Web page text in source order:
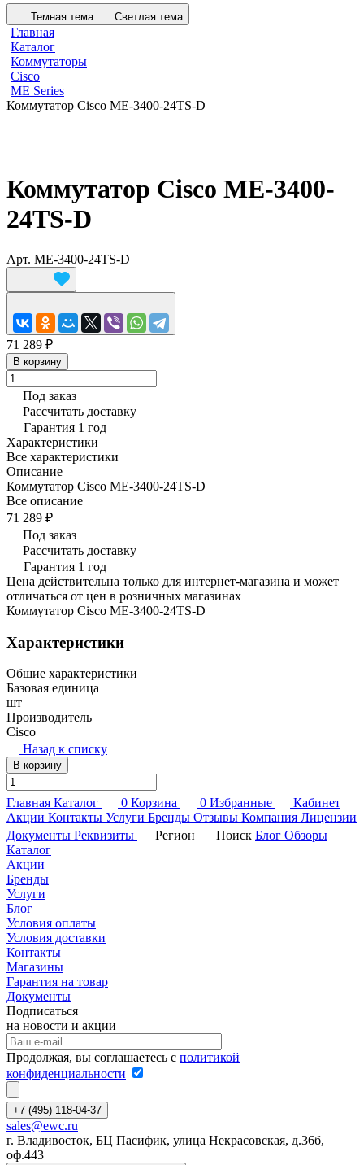
Темная тема Светлая тема
Главная
Каталог
Коммутаторы
Cisco
ME Series
Коммутатор Cisco ME-3400-24TS-D
Коммутатор Cisco ME-3400-
24TS-D
Арт. ME-3400-24TS-D
71 289 ₽
В корзину
Под заказ
Рассчитать доставку
Гарантия 1 год
Характеристики
Все характеристики
Описание
Коммутатор Cisco ME-3400-24TS-D
Все описание
71 289 ₽
Под заказ
Рассчитать доставку
Гарантия 1 год
Цена действительна только для интернет-магазина и может
отличаться от цен в розничных магазинах
Коммутатор Cisco ME-3400-24TS-D
Характеристики
Общие характеристики
Базовая единица
шт
Производитель
Cisco
Назад к списку
В корзину
Главная Каталог 0 Корзина 0 Избранные
Кабинет
Акции Контакты Услуги Бренды Отзывы Компания Лицензии
Документы Реквизиты Регион Поиск Блог Обзоры
Каталог
Акции
Бренды
Услуги
Блог
Условия оплаты
Условия доставки
Контакты
Магазины
Гарантия на товар
Документы
Подписаться
на новости и акции
Продолжая, вы соглашаетесь с политикой
конфиденциальности
+7 (495) 118-04-37
sales@ewc.ru
г. Владивосток, БЦ Пасифик, улица Некрасовская, д.36б,
оф.443